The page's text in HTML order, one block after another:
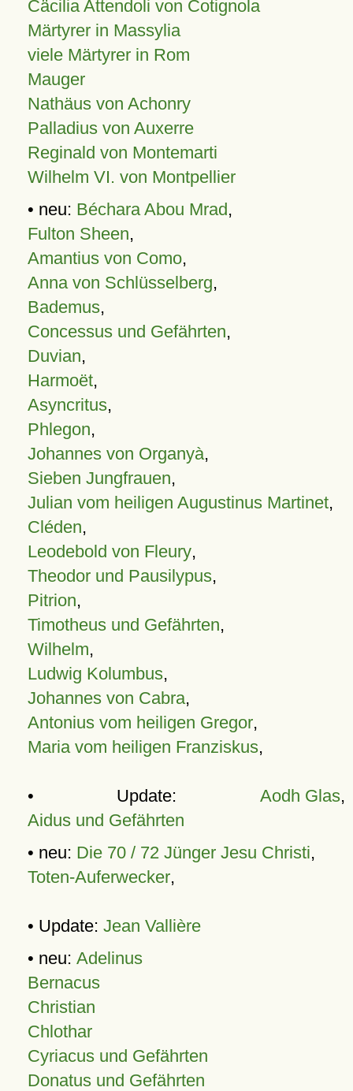
Cäcilia Attendoli von Cotignola
Märtyrer in Massylia
viele Märtyrer in Rom
Mauger
Nathäus von Achonry
Palladius von Auxerre
Reginald von Montemarti
Wilhelm VI. von Montpellier
• neu: Béchara Abou Mrad,
Fulton Sheen,
Amantius von Como,
Anna von Schlüsselberg,
Bademus,
Concessus und Gefährten,
Duvian,
Harmoët,
Asyncritus,
Phlegon,
Johannes von Organyà,
Sieben Jungfrauen,
Julian vom heiligen Augustinus Martinet,
Cléden,
Leodebold von Fleury,
Theodor und Pausilypus,
Pitrion,
Timotheus und Gefährten,
Wilhelm,
Ludwig Kolumbus,
Johannes von Cabra,
Antonius vom heiligen Gregor,
Maria vom heiligen Franziskus,
• Update: Aodh Glas,
Aidus und Gefährten
• neu: Die 70 / 72 Jünger Jesu Christi,
Toten-Auferwecker,
• Update: Jean Vallière
• neu: Adelinus
Bernacus
Christian
Chlothar
Cyriacus und Gefährten
Donatus und Gefährten